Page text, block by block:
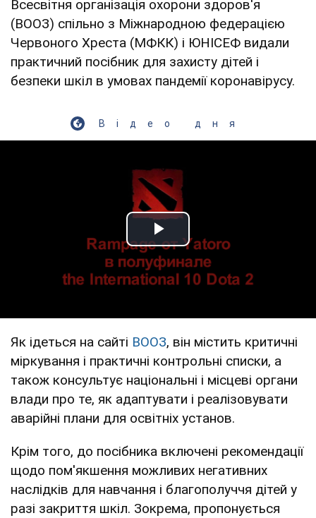
Всесвітня організація охорони здоров'я
(ВООЗ) спільно з Міжнародною федерацією
Червоного Хреста (МФКК) і ЮНІСЕФ видали
практичний посібник для захисту дітей і
безпеки шкіл в умовах пандемії коронавірусу.
Відео дня
Play Video
Як ідеться на сайті ВООЗ, він містить критичні
міркування і практичні контрольні списки, а
також консультує національні і місцеві органи
влади про те, як адаптувати і реалізовувати
аварійні плани для освітніх установ.
Крім того, до посібника включені рекомендації
щодо пом'якшення можливих негативних
наслідків для навчання і благополуччя дітей у
разі закриття шкіл. Зокрема, пропонується